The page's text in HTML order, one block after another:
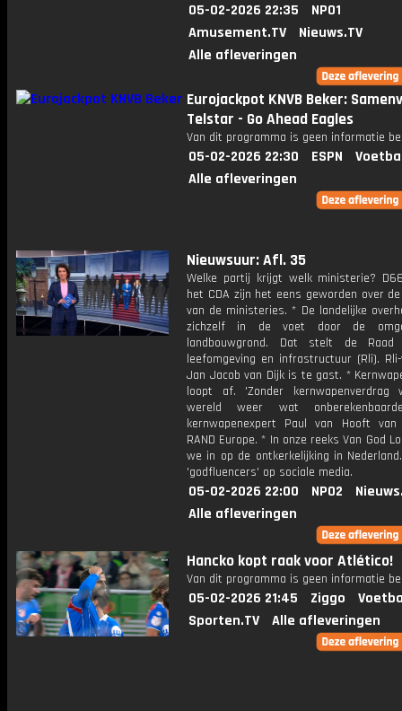
05-02-2026 22:35
NPO1
Amusement.TV
Nieuws.TV
Alle afleveringen
Eurojackpot KNVB Beker:
Telstar - Go Ahead Eagles
Van dit programma is geen informatie
05-02-2026 22:30 ESPN
Alle afleveringen
Nieuwsuur: Afl. 35
Welke partij krijgt welk ministerie?
het CDA zijn het eens geworden over
van de ministeries. * De landelijke
zichzelf in de voet door de
landbouwgrond. Dat stelt de
leefomgeving en infrastructuur (Rli).
Jan Jacob van Dijk is te gast. *
loopt af. 'Zonder kernwapenverdrag
wereld weer wat
kernwapenexpert Paul van Hooft van
RAND Europe. * In onze reeks Van God
we in op de ontkerkelijking in
'godfluencers' op sociale media.
05-02-2026 22:00 NPO2
Alle afleveringen
Hancko kopt raak voor Atlético!
Van dit programma is geen informatie
05-02-2026 21:45 Ziggo
Sporten.TV
Alle afleveringen